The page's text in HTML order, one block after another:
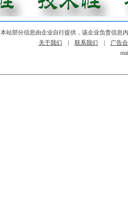
本站部分信息由企业自行提供，该企业负责信息
关于我们
联系我们
广告